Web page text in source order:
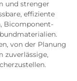
und strenger
effiziente
Bicomponent-
von der Planung
zuverlässige,